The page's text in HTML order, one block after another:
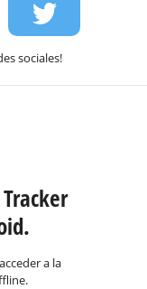
sociales!
a la